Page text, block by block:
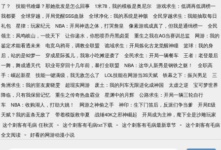
了？
技能书难爆？那她批发是怎么回事 1米78，我的模板是奥尼尔
游戏求生：低调再低调榜一
我都要
全球穿越，开局觉醒SSS血脉 全球净化：我的系统是神骸
全民穿越求生：我能抽取每日
礼包
星律：玩家纪元 NBA：开局神选之体，打哭詹皇 像素游戏成真了，但我是通缉榜一
全民
领主：凤鸣岐山，一统天下
让你递水，你怒喷乔丹黑卤蛋 重生之我在AG当赛训总监
网游：我的
鉴定术能看透未来
电竞乌鸦哥，调教全联盟 诡域求生：开局炼化古龙觉醒神瞳
篮球：我的身
后，站的是92梦一
穿成星际孤儿，我靠小吃摊逆袭了 全民求生：开局一辆餐车
王者：老登最后
一舞，舞成通天代
职业哥穿回十几年前，暴打全联盟 NBA：这华人新秀是钢铁之躯！
全职高
手：崛起新星
技能一键满级，我无敌怎么了 LOL技能在网游当3S天赋 铁幕之下：振兴男足
三
角洲求生：我的室友麦晓雯
超现实网游 废土：我的列车无限进化成神国 太虚之逆
宝可梦世界
降临，只有我保留记忆
重生之传奇热血霸业 星渊中的月辉
公路求生：开局一辆三轮自行
车
NBA：收购湖人，打劫大姚！ 网游之神偷之手 神印：生下门笛后，反派们争当爹
开局E级
天赋？我的蓝条无敌了
带着模版救华夏 战锤40K之邪神崛起
开局成为主神，麾下全是沙雕玩家
这个刺客有毛病 任秋溟 - 这个刺客有毛病txt下载 - 这个刺客有毛病最新章节 - 这个刺客有毛病
全文阅读 - 好看的网游动漫小说